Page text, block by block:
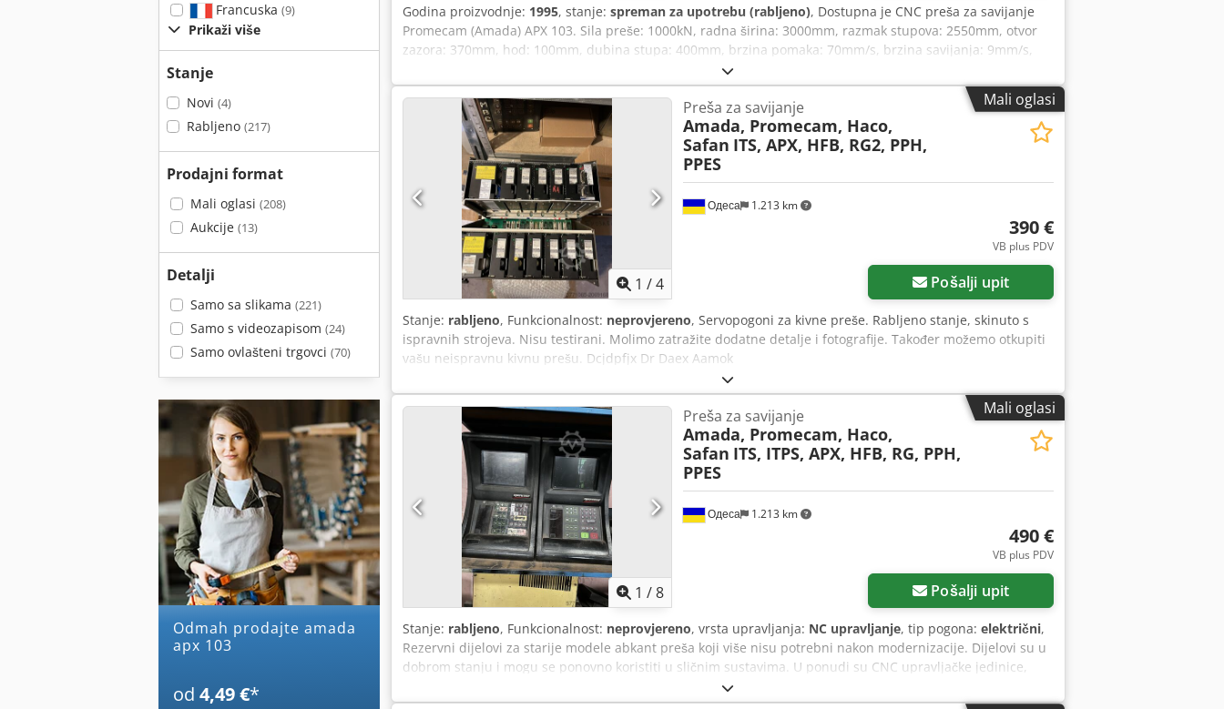
Francuska (9)
Prikaži više
Stanje
Novi (4)
Rabljeno (217)
Prodajni format
Mali oglasi (208)
Aukcije (13)
Detalji
Samo sa slikama (221)
Samo s videozapisom (24)
Samo ovlašteni trgovci (70)
Odmah prodajte amada
apx 103
od 4,49 €*
Godina proizvodnje: 1995, stanje: spreman za upotrebu (rabljeno), Dostupna je CNC preša za savijanje
Promecam (Amada) APX 103. Sila preše: 1000kN, radna širina: 3000mm, razmak stupova: 2550mm, otvor
zazora: 370mm, hod: 100mm, dubina stupa: 400mm, brzina pomaka: 70mm/s, brzina savijanja: 9mm/s,
brzina povratka: 85mm/s, snaga pogona: 10,5kW. Dimenzije stroja X/Y/Z: cca. 3500 mm/2200 mm/2300
mm, težina: cca. 6400 kg, upravljanje: Amada operater, radni sati: 36261 h. Tiskanica je još uvijek u
pogonu, tako da se radno vrijeme stalno mijenja. Dokumentacija dostupna. Moguć je pregled na licu
mjesta. Dcedpfx Aaowm Nn Rjmek
Mali oglasi
1 /4
Одеса 1.213 km
Preša za savijanje
Amada, Promecam, Haco,
Safan ITS, APX, HFB, RG2, PPH,
PPES
390 €
VB plus PDV
Pošalji upit
Stanje: rabljeno, Funkcionalnost: neprovjereno, Servopogoni za kivne preše. Rabljeno stanje, skinuto s
ispravnih strojeva. Nisu testirani. Molimo zatražite dodatne detalje i fotografije. Također možemo otkupiti
vašu neispravnu kivnu prešu. Dcjdpfjx Dr Daex Aamok
Mali oglasi
1 /8
Одеса 1.213 km
Preša za savijanje
Amada, Promecam, Haco,
Safan ITS, ITPS, APX, HFB, RG, PPH,
PPES
490 €
VB plus PDV
Pošalji upit
Stanje: rabljeno, Funkcionalnost: neprovjereno, vrsta upravljanja: NC upravljanje, tip pogona: električni,
Rezervni dijelovi za starije modele abkant preša koji više nisu potrebni nakon modernizacije. Dijelovi su u
dobrom stanju i mogu se ponovno koristiti u sličnim sustavima. U ponudi su CNC upravljačke jedinice,
servo pojačala za X i Y os, servo pojačala za R i Z os, elektromotori i enkoderi te različite elektroničke ploče.
Svaki pojedinačni dio također je moguće kupiti zasebno. Identifikacija putem fotografije i serijskog broja.